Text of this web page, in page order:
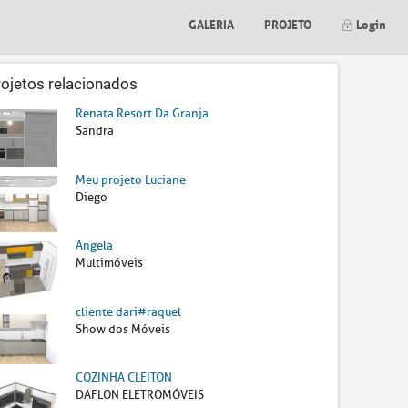
GALERIA PROJETO Login
relacionados
Renata Resort Da Granja
Sandra
Meu projeto Luciane
Diego
Angela
Multimóveis
cliente dari#raquel
Show dos Móveis
COZINHA CLEITON
DAFLON ELETROMÓVEIS